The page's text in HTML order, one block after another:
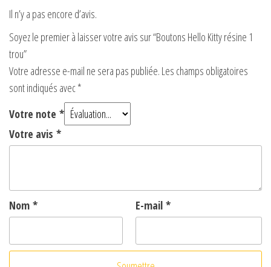
Il n’y a pas encore d’avis.
Soyez le premier à laisser votre avis sur “Boutons Hello Kitty résine 1
trou”
Votre adresse e-mail ne sera pas publiée. Les champs obligatoires
sont indiqués avec*
Votre note *
Votre avis *
Nom * E-mail *